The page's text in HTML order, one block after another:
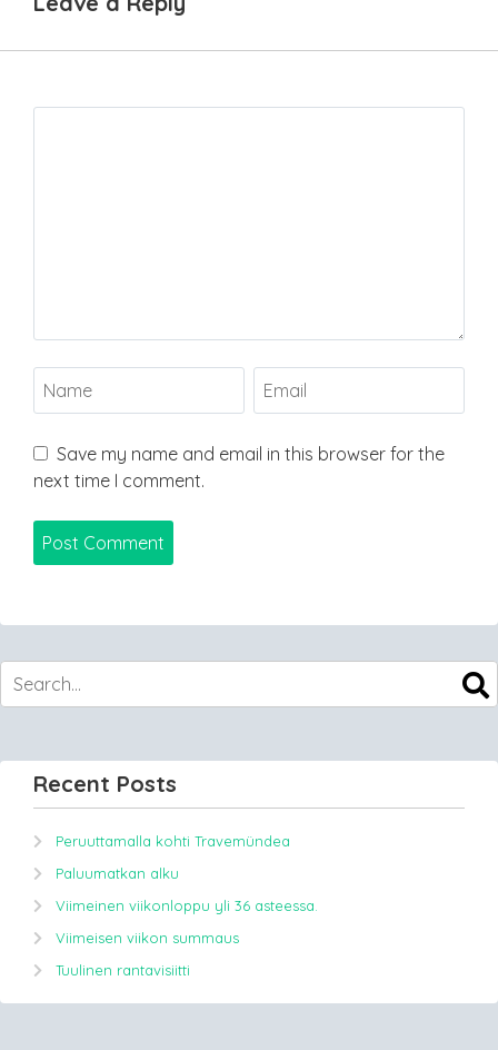
Save my name and email in this browser for the
next time I comment.
Recent Posts
Peruuttamalla kohti Travemündea
Paluumatkan alku
Viimeinen viikonloppu yli 36 asteessa.
Viimeisen viikon summaus
Tuulinen rantavisiitti